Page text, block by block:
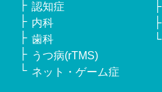
認知症
内科
歯科
うつ病(rTMS)
ネット・ゲーム症